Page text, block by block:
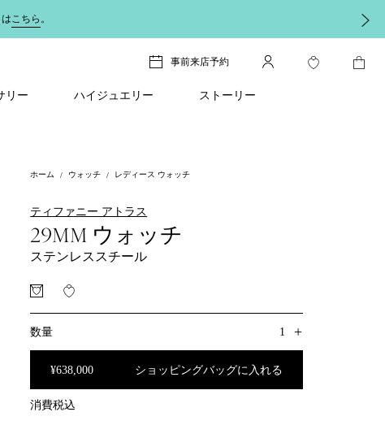
こちら 。
事前来店予約
リー ハイジュエリー ストーリー
ホーム ウォッチ レディース ウォッチ
ティファニー アトラス
29MM ウォッチ
ステンレススチール
数量 1 +
¥638,000 ショッピングバッグに入れる
消費税込